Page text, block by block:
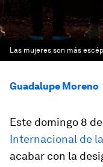
Las mujeres son más
Guadalupe Moreno
Este domingo 8
Internacional de
acabar con la